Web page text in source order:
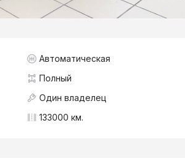
Автоматическая
Полный
Один владелец
133000 км.